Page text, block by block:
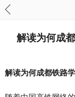
解读为何成
解读为何成都铁路